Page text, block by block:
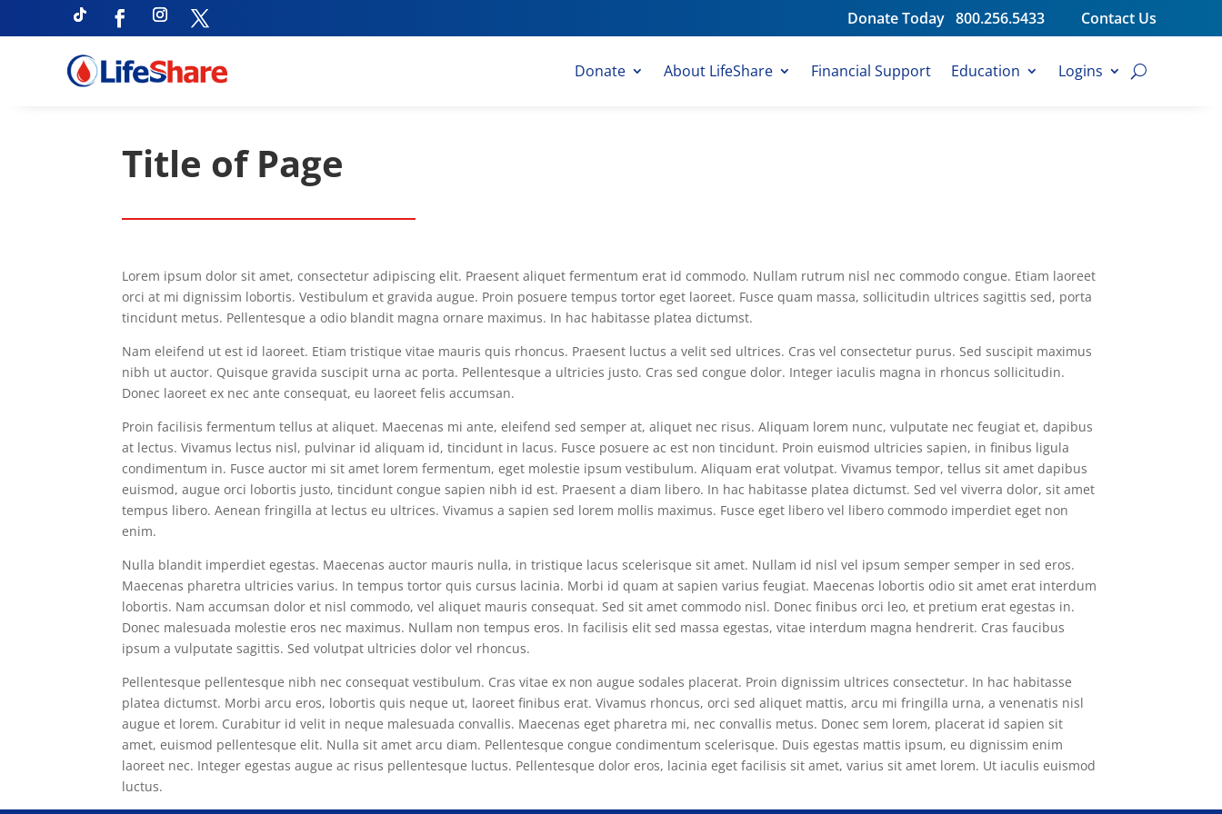
Donate Today 800.256.5433 Contact Us
Donate About LifeShare Financial Support Education Logins
Title of Page
Lorem ipsum dolor sit amet, consectetur adipiscing elit. Praesent aliquet fermentum erat id commodo. Nullam rutrum nisl nec commodo congue. Etiam laoreet
orci at mi dignissim lobortis. Vestibulum et gravida augue. Proin posuere tempus tortor eget laoreet. Fusce quam massa, sollicitudin ultrices sagittis sed, porta
tincidunt metus. Pellentesque a odio blandit magna ornare maximus. In hac habitasse platea dictumst.
Nam eleifend ut est id laoreet. Etiam tristique vitae mauris quis rhoncus. Praesent luctus a velit sed ultrices. Cras vel consectetur purus. Sed suscipit maximus
nibh ut auctor. Quisque gravida suscipit urna ac porta. Pellentesque a ultricies justo. Cras sed congue dolor. Integer iaculis magna in rhoncus sollicitudin.
Donec laoreet ex nec ante consequat, eu laoreet felis accumsan.
Proin facilisis fermentum tellus at aliquet. Maecenas mi ante, eleifend sed semper at, aliquet nec risus. Aliquam lorem nunc, vulputate nec feugiat et, dapibus
at lectus. Vivamus lectus nisl, pulvinar id aliquam id, tincidunt in lacus. Fusce posuere ac est non tincidunt. Proin euismod ultricies sapien, in finibus ligula
condimentum in. Fusce auctor mi sit amet lorem fermentum, eget molestie ipsum vestibulum. Aliquam erat volutpat. Vivamus tempor, tellus sit amet dapibus
euismod, augue orci lobortis justo, tincidunt congue sapien nibh id est. Praesent a diam libero. In hac habitasse platea dictumst. Sed vel viverra dolor, sit amet
tempus libero. Aenean fringilla at lectus eu ultrices. Vivamus a sapien sed lorem mollis maximus. Fusce eget libero vel libero commodo imperdiet eget non
enim.
Nulla blandit imperdiet egestas. Maecenas auctor mauris nulla, in tristique lacus scelerisque sit amet. Nullam id nisl vel ipsum semper semper in sed eros.
Maecenas pharetra ultricies varius. In tempus tortor quis cursus lacinia. Morbi id quam at sapien varius feugiat. Maecenas lobortis odio sit amet erat interdum
lobortis. Nam accumsan dolor et nisl commodo, vel aliquet mauris consequat. Sed sit amet commodo nisl. Donec finibus orci leo, et pretium erat egestas in.
Donec malesuada molestie eros nec maximus. Nullam non tempus eros. In facilisis elit sed massa egestas, vitae interdum magna hendrerit. Cras faucibus
ipsum a vulputate sagittis. Sed volutpat ultricies dolor vel rhoncus.
Pellentesque pellentesque nibh nec consequat vestibulum. Cras vitae ex non augue sodales placerat. Proin dignissim ultrices consectetur. In hac habitasse
platea dictumst. Morbi arcu eros, lobortis quis neque ut, laoreet finibus erat. Vivamus rhoncus, orci sed aliquet mattis, arcu mi fringilla urna, a venenatis nisl
augue et lorem. Curabitur id velit in neque malesuada convallis. Maecenas eget pharetra mi, nec convallis metus. Donec sem lorem, placerat id sapien sit
amet, euismod pellentesque elit. Nulla sit amet arcu diam. Pellentesque congue condimentum scelerisque. Duis egestas mattis ipsum, eu dignissim enim
laoreet nec. Integer egestas augue ac risus pellentesque luctus. Pellentesque dolor eros, lacinia eget facilisis sit amet, varius sit amet lorem. Ut iaculis euismod
luctus.